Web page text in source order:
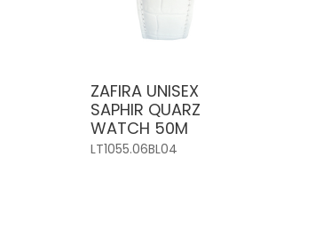
ZAFIRA UNISEX
SAPHIR QUARZ
WATCH 50M
LT1055.06BL04